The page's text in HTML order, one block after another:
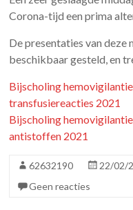
Corona-tijd een prima
De presentaties van deze
beschikbaar gesteld, en
Bijscholing
transfusiereacties 2021
Bijscholing
antistoffen 2021
62632190 22/02/
Geen reacties